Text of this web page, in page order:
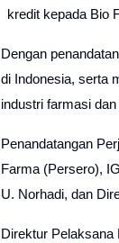
kredit kepada Bio
Dengan
di Indonesia, serta
industri farmasi
Penandatangan
Farma (Persero),
U. Norhadi, dan
Direktur Pelaksana